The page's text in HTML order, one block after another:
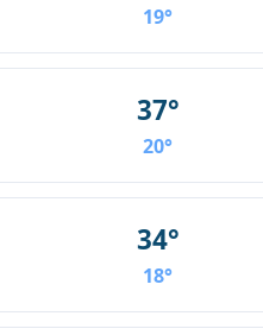
19°
37°
20°
34°
18°